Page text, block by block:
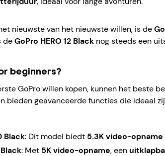
nieuwste van het nieuwste willen, is de
deGoPro HERO 12 Black nog steeds een
beginners?
GoPro willen kopen, kunnen het beste
bieden geavanceerde functies die ideaal
Black: Dit model biedt 5.3K video-opname
: Met 5K video-opname, een